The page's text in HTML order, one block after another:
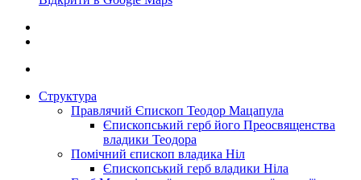
Структура
Правлячий Єпископ Теодор Мацапула
Єпископський герб його Преосвященства
владики Теодора
Помічний єпископ владика Ніл
Єпископський герб владики Ніла